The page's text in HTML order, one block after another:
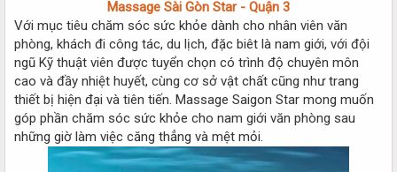
Massage Sài Gòn Star - Quận 3
Với mục tiêu chăm sóc sức khỏe dành cho nhân viên văn
phòng, khách đi công tác, du lịch, đặc biêt là nam giới, với đội
ngũ Kỹ thuật viên được tuyển chọn có trình độ chuyên môn
cao và đầy nhiệt huyết, cùng cơ sở vật chất cũng như trang
thiết bị hiện đại và tiên tiến. Massage Saigon Star mong muốn
góp phần chăm sóc sức khỏe cho nam giới văn phòng sau
những giờ làm việc căng thẳng và mệt mỏi.